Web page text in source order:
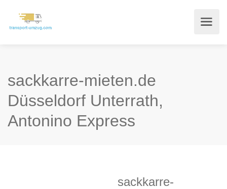
sackkarre-mieten.de
Düsseldorf Unterrath,
Antonino Express
sackkarre-